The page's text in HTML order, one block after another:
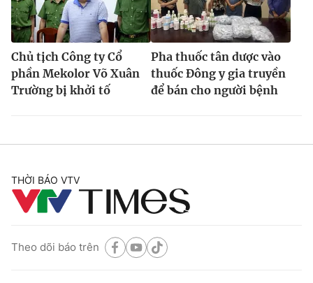
Chủ tịch Công ty Cổ
phần Mekolor Võ Xuân
Trường bị khởi tố
Pha thuốc tân dược vào
thuốc Đông y gia truyền
để bán cho người bệnh
THỜI BÁO VTV
Theo dõi báo trên